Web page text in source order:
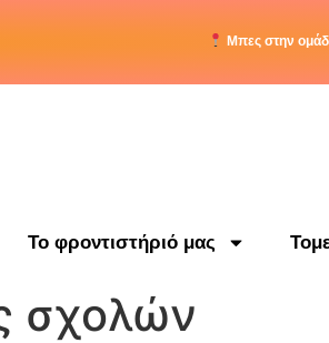
Μπες στην
Το φροντιστήριό μας
σχολών